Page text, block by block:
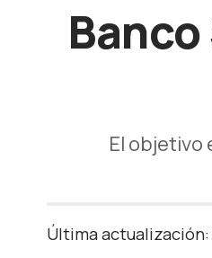
El objetivo
Última